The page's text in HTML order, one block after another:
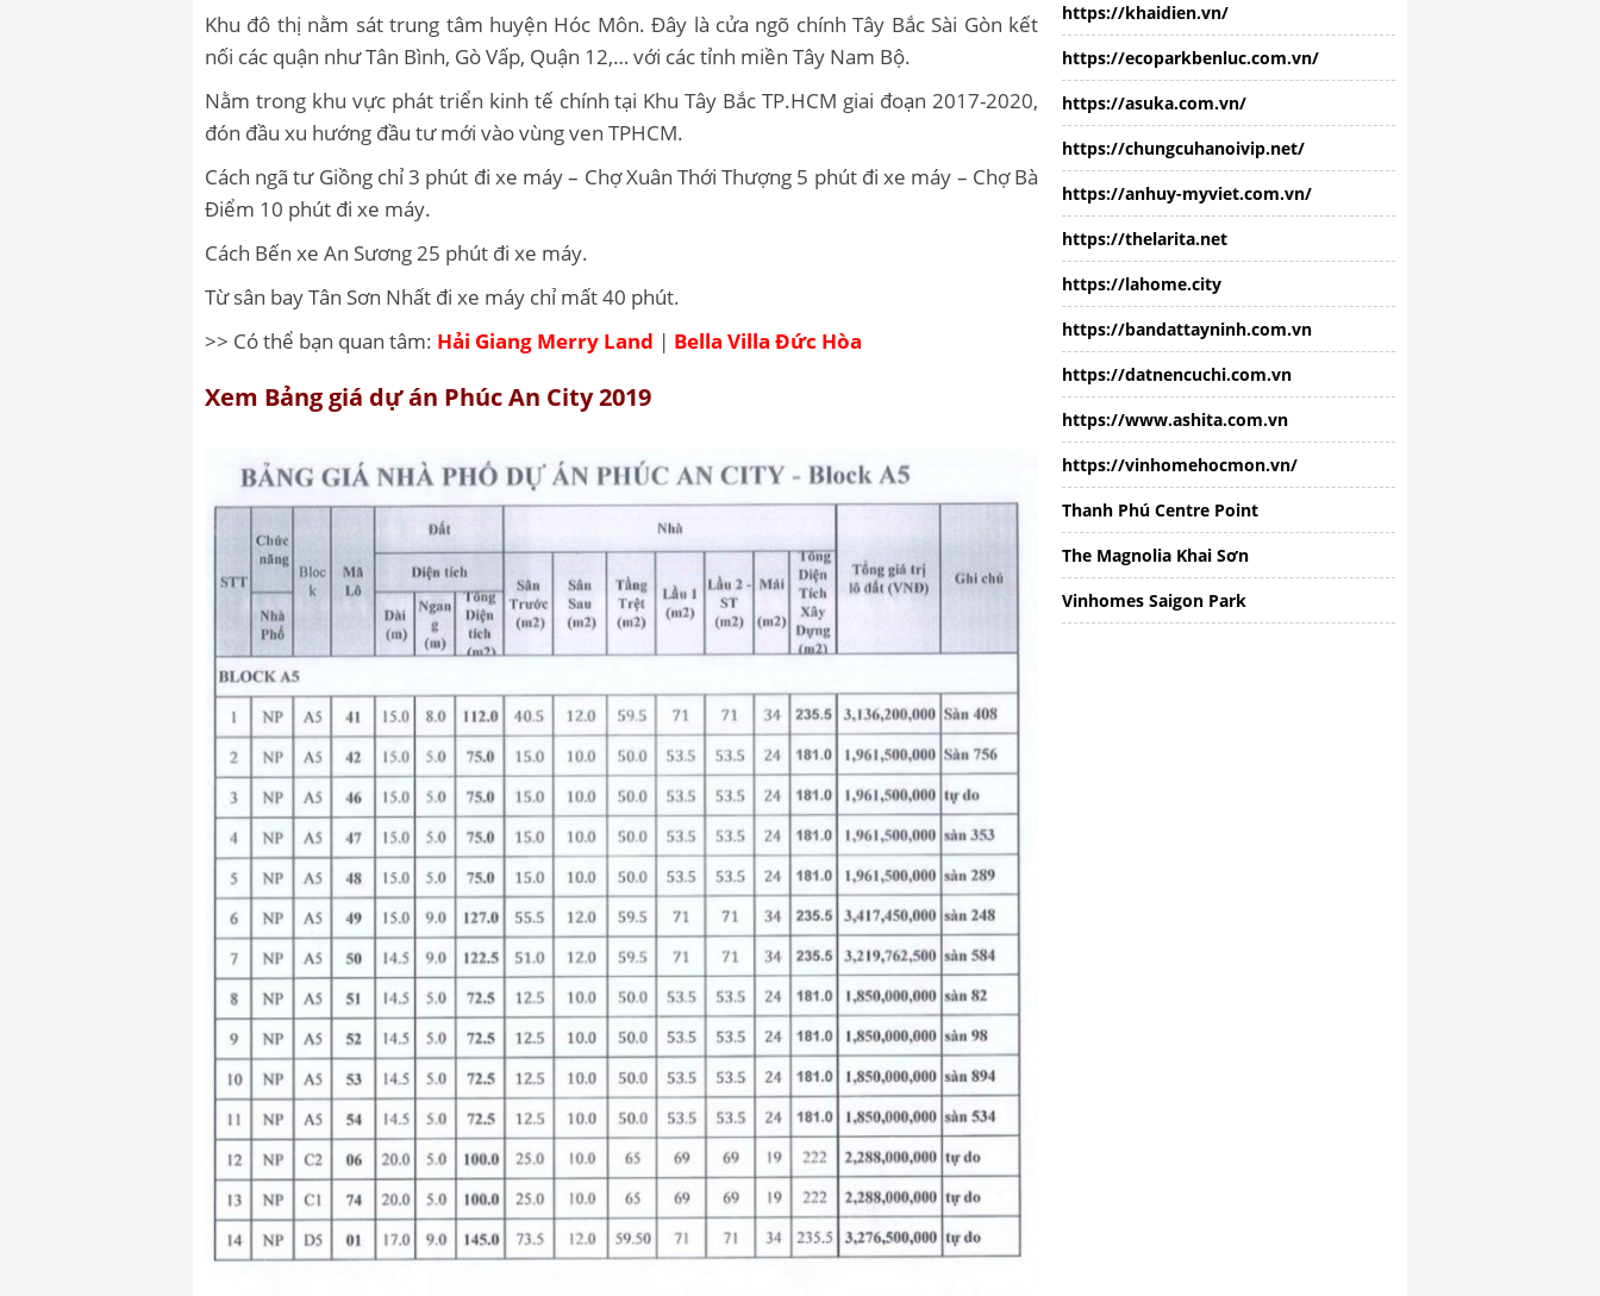
Khu đô thị nằm sát trung tâm huyện Hóc Môn. Đây là cửa ngõ chính Tây Bắc Sài Gòn kết
nối các quận như Tân Bình, Gò Vấp, Quận 12,… với các tỉnh miền Tây Nam Bộ.
Nằm trong khu vực phát triển kinh tế chính tại Khu Tây Bắc TP.HCM giai đoạn 2017-2020,
đón đầu xu hướng đầu tư mới vào vùng ven TPHCM.
Cách ngã tư Giồng chỉ 3 phút đi xe máy – Chợ Xuân Thới Thượng 5 phút đi xe máy – Chợ Bà
Điểm 10 phút đi xe máy.
Cách Bến xe An Sương 25 phút đi xe máy.
Từ sân bay Tân Sơn Nhất đi xe máy chỉ mất 40 phút.
>> Có thể bạn quan tâm: Hải Giang Merry Land | Bella Villa Đức Hòa
Xem Bảng giá dự án Phúc An City 2019
https://khaidien.vn/
https://ecoparkbenluc.com.vn/
https://asuka.com.vn/
https://chungcuhanoivip.net/
https://anhuy-myviet.com.vn/
https://thelarita.net
https://lahome.city
https://bandattayninh.com.vn
https://datnencuchi.com.vn
https://www.ashita.com.vn
https://vinhomehocmon.vn/
Thanh Phú Centre Point
The Magnolia Khai Sơn
Vinhomes Saigon Park